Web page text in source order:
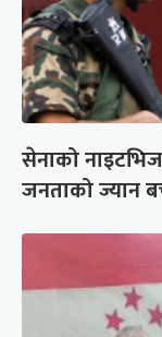
सेनाको
जनताको ज्यान